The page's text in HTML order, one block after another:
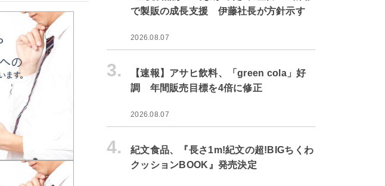
で製販の成長支援 伊藤社長が方針示す
2026.08.07
3.
【速報】アサヒ飲料、「green cola」好
調 年間販売目標を4倍に修正
2026.08.07
4.
紀文食品、『長さ1m!紀文の超!BIGちくわ
クッションBOOK』発売決定